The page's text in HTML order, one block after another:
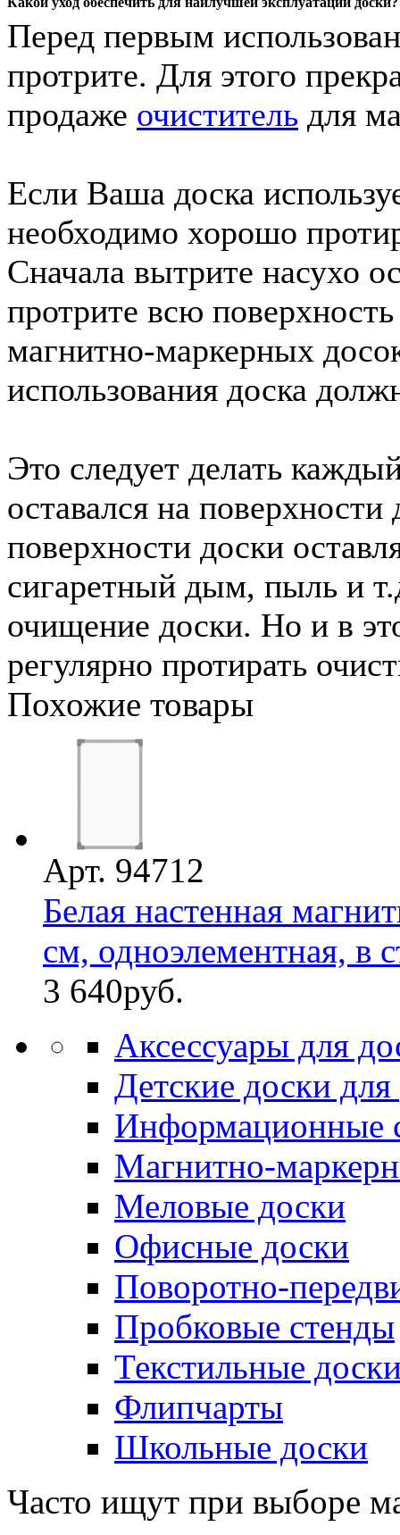
Перед первым
протрите. Для этого
продаже очиститель для
Если Ваша доска
необходимо хорошо
Сначала вытрите насухо
протрите всю
магнитно-маркерных
использования доска
Это следует делать
оставался на
поверхности доски
сигаретный дым, пыль и
очищение доски. Но и в
регулярно протирать
Похожие товары
Арт. 94712
Белая настенная
см, одноэлементная, в
3 640руб.
Аксессуары для
Детские доски
Информационные
Магнитно-
Меловые доски
Офисные доски
Поворотно-
Пробковые стенды
Текстильные
Флипчарты
Школьные доски
Часто ищут при выборе